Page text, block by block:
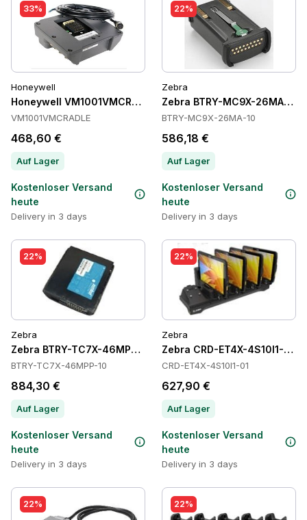
33%
Honeywell
Honeywell VM1001VMCRADLE Cradles
VM1001VMCRADLE
468,60 €
Auf Lager
Kostenloser Versand
heute
Delivery in 3 days
22%
Zebra
Zebra BTRY-MC9X-26MA-10
BTRY-MC9X-26MA-10
586,18 €
Auf Lager
Kostenloser Versand
heute
Delivery in 3 days
22%
Zebra
Zebra BTRY-TC7X-46MPP-10 Batteries
BTRY-TC7X-46MPP-10
884,30 €
Auf Lager
Kostenloser Versand
heute
Delivery in 3 days
22%
Zebra
Zebra CRD-ET4X-4S10I1-01
CRD-ET4X-4S10I1-01
627,90 €
Auf Lager
Kostenloser Versand
heute
Delivery in 3 days
22% 22%